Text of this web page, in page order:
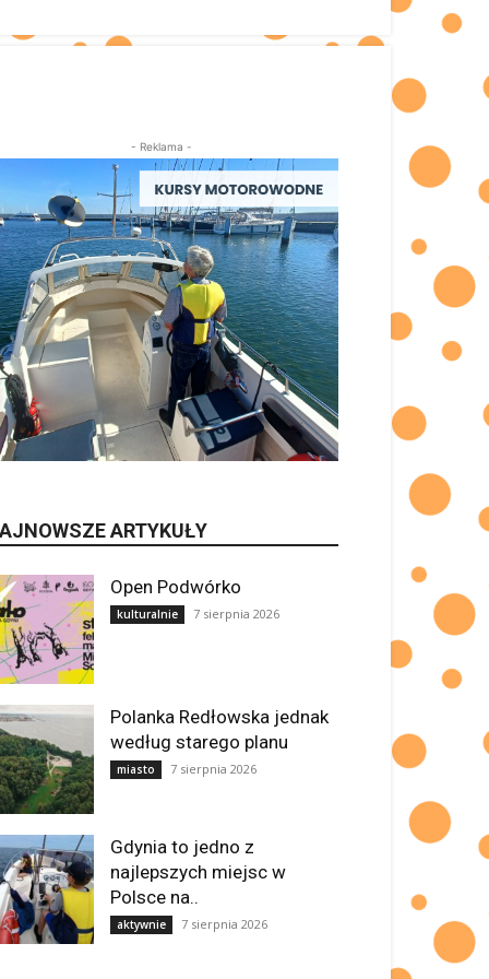
- Reklama -
ARTYKUŁY
Open Podwórko
kulturalnie 7 sierpnia 2026
Polanka Redłowska jednak
według starego planu
miasto 7 sierpnia 2026
Gdynia to jedno z
najlepszych miejsc w
Polsce na..
aktywnie 7 sierpnia 2026